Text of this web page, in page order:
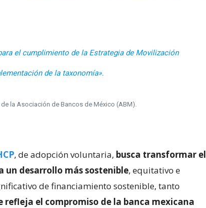
el cumplimiento de la Estrategia de Movilización
de la taxonomía».
la Asociación de Bancos de México (ABM).
, de adopción voluntaria, busca transformar el
desarrollo más sostenible, equitativo e
de financiamiento sostenible, tanto
refleja el compromiso de la banca mexicana